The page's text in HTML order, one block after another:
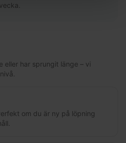
eller har sprungit länge – vi
om du är ny på löpning